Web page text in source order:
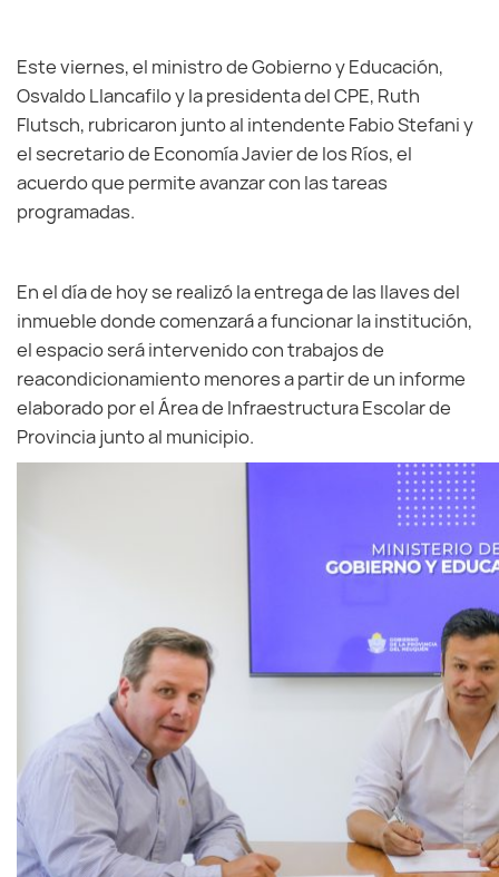
Este viernes, el ministro de Gobierno y Educación,
Osvaldo Llancafilo y la presidenta del CPE, Ruth
Flutsch, rubricaron junto al intendente Fabio Stefani y
el secretario de Economía Javier de los Ríos, el
acuerdo que permite avanzar con las tareas
programadas.
En el día de hoy se realizó la entrega de las llaves del
inmueble donde comenzará a funcionar la institución,
el espacio será intervenido con trabajos de
reacondicionamiento menores a partir de un informe
elaborado por el Área de Infraestructura Escolar de
Provincia junto al municipio.